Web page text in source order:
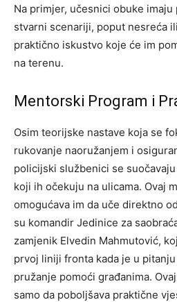
Na primjer, učesnici obuke
stvarni scenariji, poput nesreća
praktično iskustvo koje će im
na terenu.
Mentorski Program i
Osim teorijske nastave koja se
rukovanje naoružanjem i
policijski službenici se
koji ih očekuju na ulicama. Ovaj
omogućava im da uče direktno
su komandir Jedinice za
zamjenik Elvedin Mahmutović,
prvoj liniji fronta kada je u
pružanje pomoći građanima.
samo da poboljšava praktične